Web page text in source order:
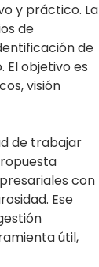
y práctico. La
de
de
objetivo es
visión
de trabajar
con
Ese
útil,